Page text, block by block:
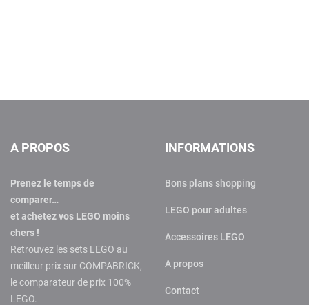
A PROPOS
Prenez le temps de
comparer…
et achetez vos LEGO moins
chers !
Retrouvez les sets LEGO au
meilleur prix sur COMPABRICK,
le comparateur de prix 100%
LEGO.
INFORMATIONS
Bons plans shopping
LEGO pour adultes
Accessoires LEGO
A propos
Contact